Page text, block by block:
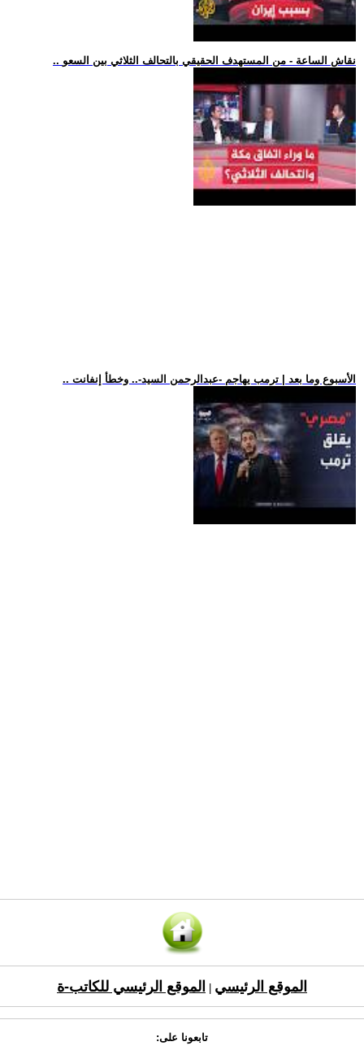
.. نقاش الساعة - من المستهدف الحقيقي بالتحالف الثلاثي بين السعو
.. الأسبوع وما بعد | ترمب يهاجم -عبدالرحمن السيد-.. وخطأ إنفانت
الموقع الرئيسي الموقع الرئيسي للكاتب-ة
تابعونا على: